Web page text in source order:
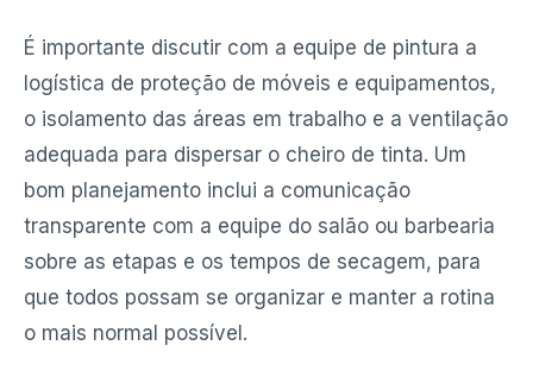
É importante discutir com a equipe de pintura a
logística de proteção de móveis e equipamentos,
o isolamento das áreas em trabalho e a ventilação
adequada para dispersar o cheiro de tinta. Um
bom planejamento inclui a comunicação
transparente com a equipe do salão ou barbearia
sobre as etapas e os tempos de secagem, para
que todos possam se organizar e manter a rotina
o mais normal possível.